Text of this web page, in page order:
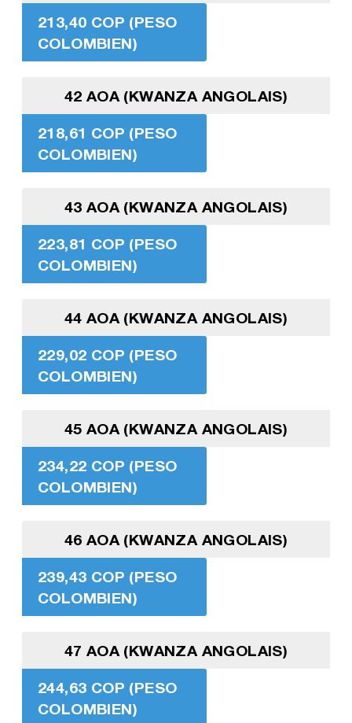
213,40 COP (PESO
COLOMBIEN)
42 AOA (KWANZA ANGOLAIS)
218,61 COP (PESO
COLOMBIEN)
43 AOA (KWANZA ANGOLAIS)
223,81 COP (PESO
COLOMBIEN)
44 AOA (KWANZA ANGOLAIS)
229,02 COP (PESO
COLOMBIEN)
45 AOA (KWANZA ANGOLAIS)
234,22 COP (PESO
COLOMBIEN)
46 AOA (KWANZA ANGOLAIS)
239,43 COP (PESO
COLOMBIEN)
47 AOA (KWANZA ANGOLAIS)
244,63 COP (PESO
COLOMBIEN)